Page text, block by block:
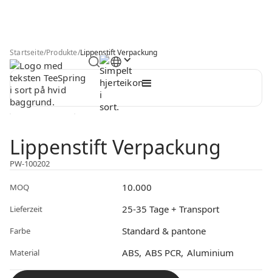
Startseite/Produkte/Lippenstift Verpackung
Lippenstift Verpackung
PW-100202
MOQ 10.000
Lieferzeit 25-35 Tage + Transport
Farbe Standard & pantone
Material ABS ABS PCR Aluminium